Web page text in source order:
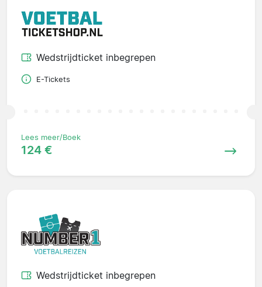
Wedstrijdticket inbegrepen
E-Tickets
Lees meer/Boek
124 €
Wedstrijdticket inbegrepen